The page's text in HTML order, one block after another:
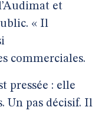
et
« Il
commerciales.
pressée : elle
Un pas décisif. Il